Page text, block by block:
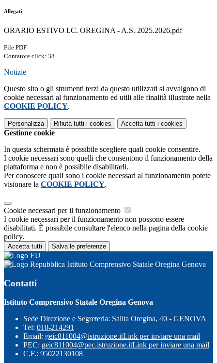
Allegati
ORARIO ESTIVO I.C. OREGINA - A.S. 2025.2026.pdf
File PDF
Contatore click: 38
Notizie
Questo sito o gli strumenti terzi da questo utilizzati si avvalgono di
cookie necessari al funzionamento ed utili alle finalità illustrate nella
COOKIE POLICY.
Personalizza Rifiuta tutti i cookies Accetta tutti i cookies
Gestione cookie
In questa schermata è possibile scegliere quali cookie consentire.
I cookie necessari sono quelli che consentono il funzionamento della
piattaforma e non è possibile disabilitarli.
Per conoscere quali sono i cookie necessari al funzionamento potete
visionare la COOKIE POLICY.
Cookie necessari per il funzionamento
I cookie necessari per il funzionamento non possono essere
disabilitati. È possibile consultare l'elenco nella pagina della cookie
policy.
Accetta tutti Salva le preferenze
Istituto Comprensivo Statale Oregina Genova
Contatti
Istituto Comprensivo Statale Oregina Genova
Sede Direzione e Segreteria: Salita Oregina, 40 - GENOVA
Tel: 010-214291
Email: geic811004@istruzione.itLink per inviare una mail
PEC: geic811004@pec.istruzione.itLink per inviare una mail
C.F.: 95022130108